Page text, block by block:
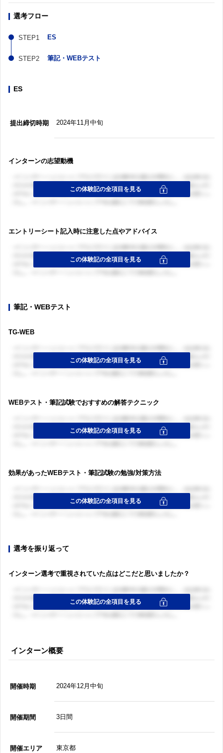
選考フロー
ES
筆記・WEBテスト
ES
提出締切時期 2024年11月中旬
インターンの志望動機
エントリーシート記入時に注意した点やアドバイス
筆記・WEBテスト
TG-WEB
WEBテスト・筆記試験でおすすめの解答テクニック
効果があったWEBテスト・筆記試験の勉強/対策方法
選考を振り返って
インターン選考で重視されていた点はどこだと思いましたか？
インターン概要
開催時期 2024年12月中旬
開催期間 3日間
開催エリア 東京都